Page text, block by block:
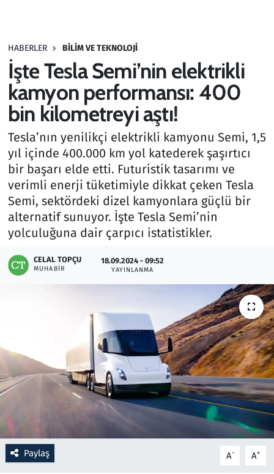
HABERLER BILIM VE TEKNOLOJI
İşte Tesla Semi’nin elektrikli
kamyon performansı: 400
bin kilometreyi aştı!
Tesla’nın yenilikçi elektrikli kamyonu Semi, 1,5
yıl içinde 400.000 km yol katederek şaşırtıcı
bir başarı elde etti. Futuristik tasarımı ve
verimli enerji tüketimiyle dikkat çeken Tesla
Semi, sektördeki dizel kamyonlara güçlü bir
alternatif sunuyor. İşte Tesla Semi’nin
yolculuğuna dair çarpıcı istatistikler.
CELAL TOPÇU
MUHABIR
18.09.2024 - 09:52
YAYINLANMA
Paylaş A- A+
Haber
Kurumsal Haberler
Lezzet Durağı
Memur ve Kamu
Otomobil
Oyun
Ramazan
Rüya Tabirleri
Sağlık
Savunma Sanayi
Seçim 2023
Spor